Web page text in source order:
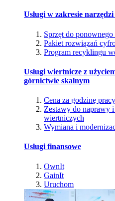
Usługi w zakresie
Sprzęt do ponownego
Pakiet rozwiązań
Program recyklingu
Usługi wiertnicze z
górnictwie skalnym
Cena za godzinę
Zestawy do naprawy
wiertniczych
Wymiana i
Usługi finansowe
OwnIt
GainIt
Uruchom